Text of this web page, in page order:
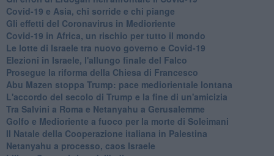
Covid-19 e Asia, chi sorride e chi piange
Gli effetti del Coronavirus in Medioriente
Covid-19 in Africa, un rischio per tutto il mondo
Le lotte di Israele tra nuovo governo e Covid-19
Elezioni in Israele, l'allungo finale del Falco
Prosegue la riforma della Chiesa di Francesco
Abu Mazen stoppa Trump: pace mediorientale lontana
L'accordo del secolo di Trump e la fine di un'amicizia
Tra Salvini a Roma e Netanyahu a Gerusalemme
Golfo e Medioriente a fuoco per la morte di Soleimani
Il Natale della Cooperazione italiana in Palestina
Netanyahu a processo, caos Israele